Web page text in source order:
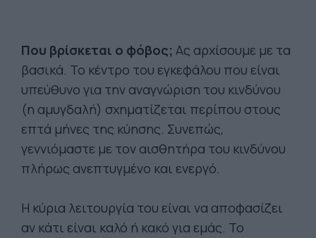
Που βρίσκεται ο φόβος; Ας αρχίσουμε με τα
βασικά. Το κέντρο του εγκεφάλου που είναι
υπεύθυνο για την αναγνώριση του κινδύνου
(η αμυγδαλή) σχηματίζεται περίπου στους
επτά μήνες της κύησης. Συνεπώς,
γεννιόμαστε με τον αισθητήρα του κινδύνου
πλήρως ανεπτυγμένο και ενεργό.
Η κύρια λειτουργία του είναι να αποφασίζει
αν κάτι είναι καλό ή κακό για εμάς. Το